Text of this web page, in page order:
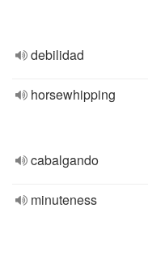
debilidad
horsewhipping
cabalgando
minuteness